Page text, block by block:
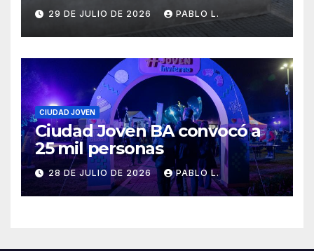
29 DE JULIO DE 2026 PABLO L.
CIUDAD JOVEN
Ciudad Joven BA convocó a
25 mil personas
28 DE JULIO DE 2026 PABLO L.